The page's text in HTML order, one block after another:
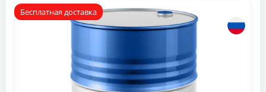
Бесплатная доставка